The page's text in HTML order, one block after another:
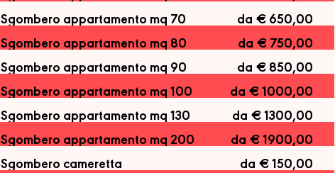
Sgombero appartamento mq 70
da € 650,00
Sgombero appartamento mq 80
da € 750,00
Sgombero appartamento mq 90
da € 850,00
Sgombero appartamento mq 100
da € 1000,00
Sgombero appartamento mq 130
da € 1300,00
Sgombero appartamento mq 200
da € 1900,00
Sgombero cameretta
da € 150,00